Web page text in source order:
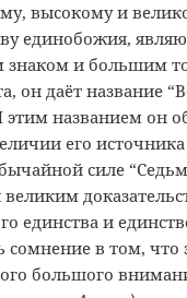
высокому и
единобожия,
знаком и большим
он даёт название
названием он
его
силе
единства и
сомнение в том,
большого